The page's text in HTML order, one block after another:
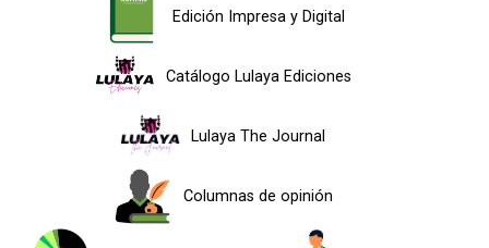
Edición Impresa y Digital
Catálogo Lulaya Ediciones
Lulaya The Journal
Columnas de opinión